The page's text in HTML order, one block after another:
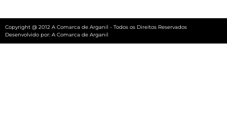
Copyright @ 2012 A Comarca de Arganil - Todos os Direitos Reservados
Desenvolvido por: A Comarca de Arganil